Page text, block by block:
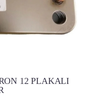
12 PLAKALI